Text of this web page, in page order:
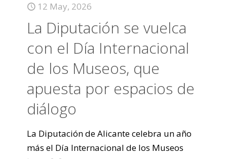
12 May, 2026
La Diputación se vuelca
con el Día Internacional
de los Museos, que
apuesta por espacios de
diálogo
La Diputación de Alicante celebra un año
más el Día Internacional de los Museos